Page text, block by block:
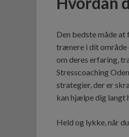
Den bedste måde
trænere i dit område
om deres erfaring,
Stresscoaching
strategier, der er
kan hjælpe dig langt
Held og lykke, når